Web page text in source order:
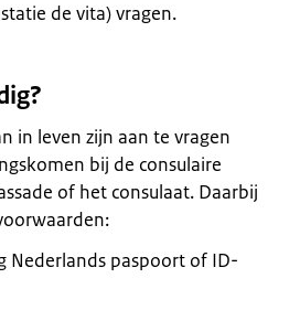
de vita) vragen.
in leven zijn aan te vragen
bij de consulaire
of het consulaat. Daarbij
Nederlands paspoort of ID-